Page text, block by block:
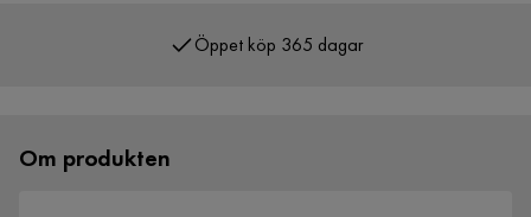
Över 400 000 nöjda kunder
Om produkten